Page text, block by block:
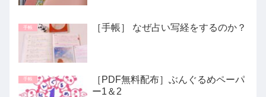
手帳 ［手帳］ なぜ占い写経をするのか？
手帳
［PDF無料配布］ぶんぐるめペーパ
ー1＆2